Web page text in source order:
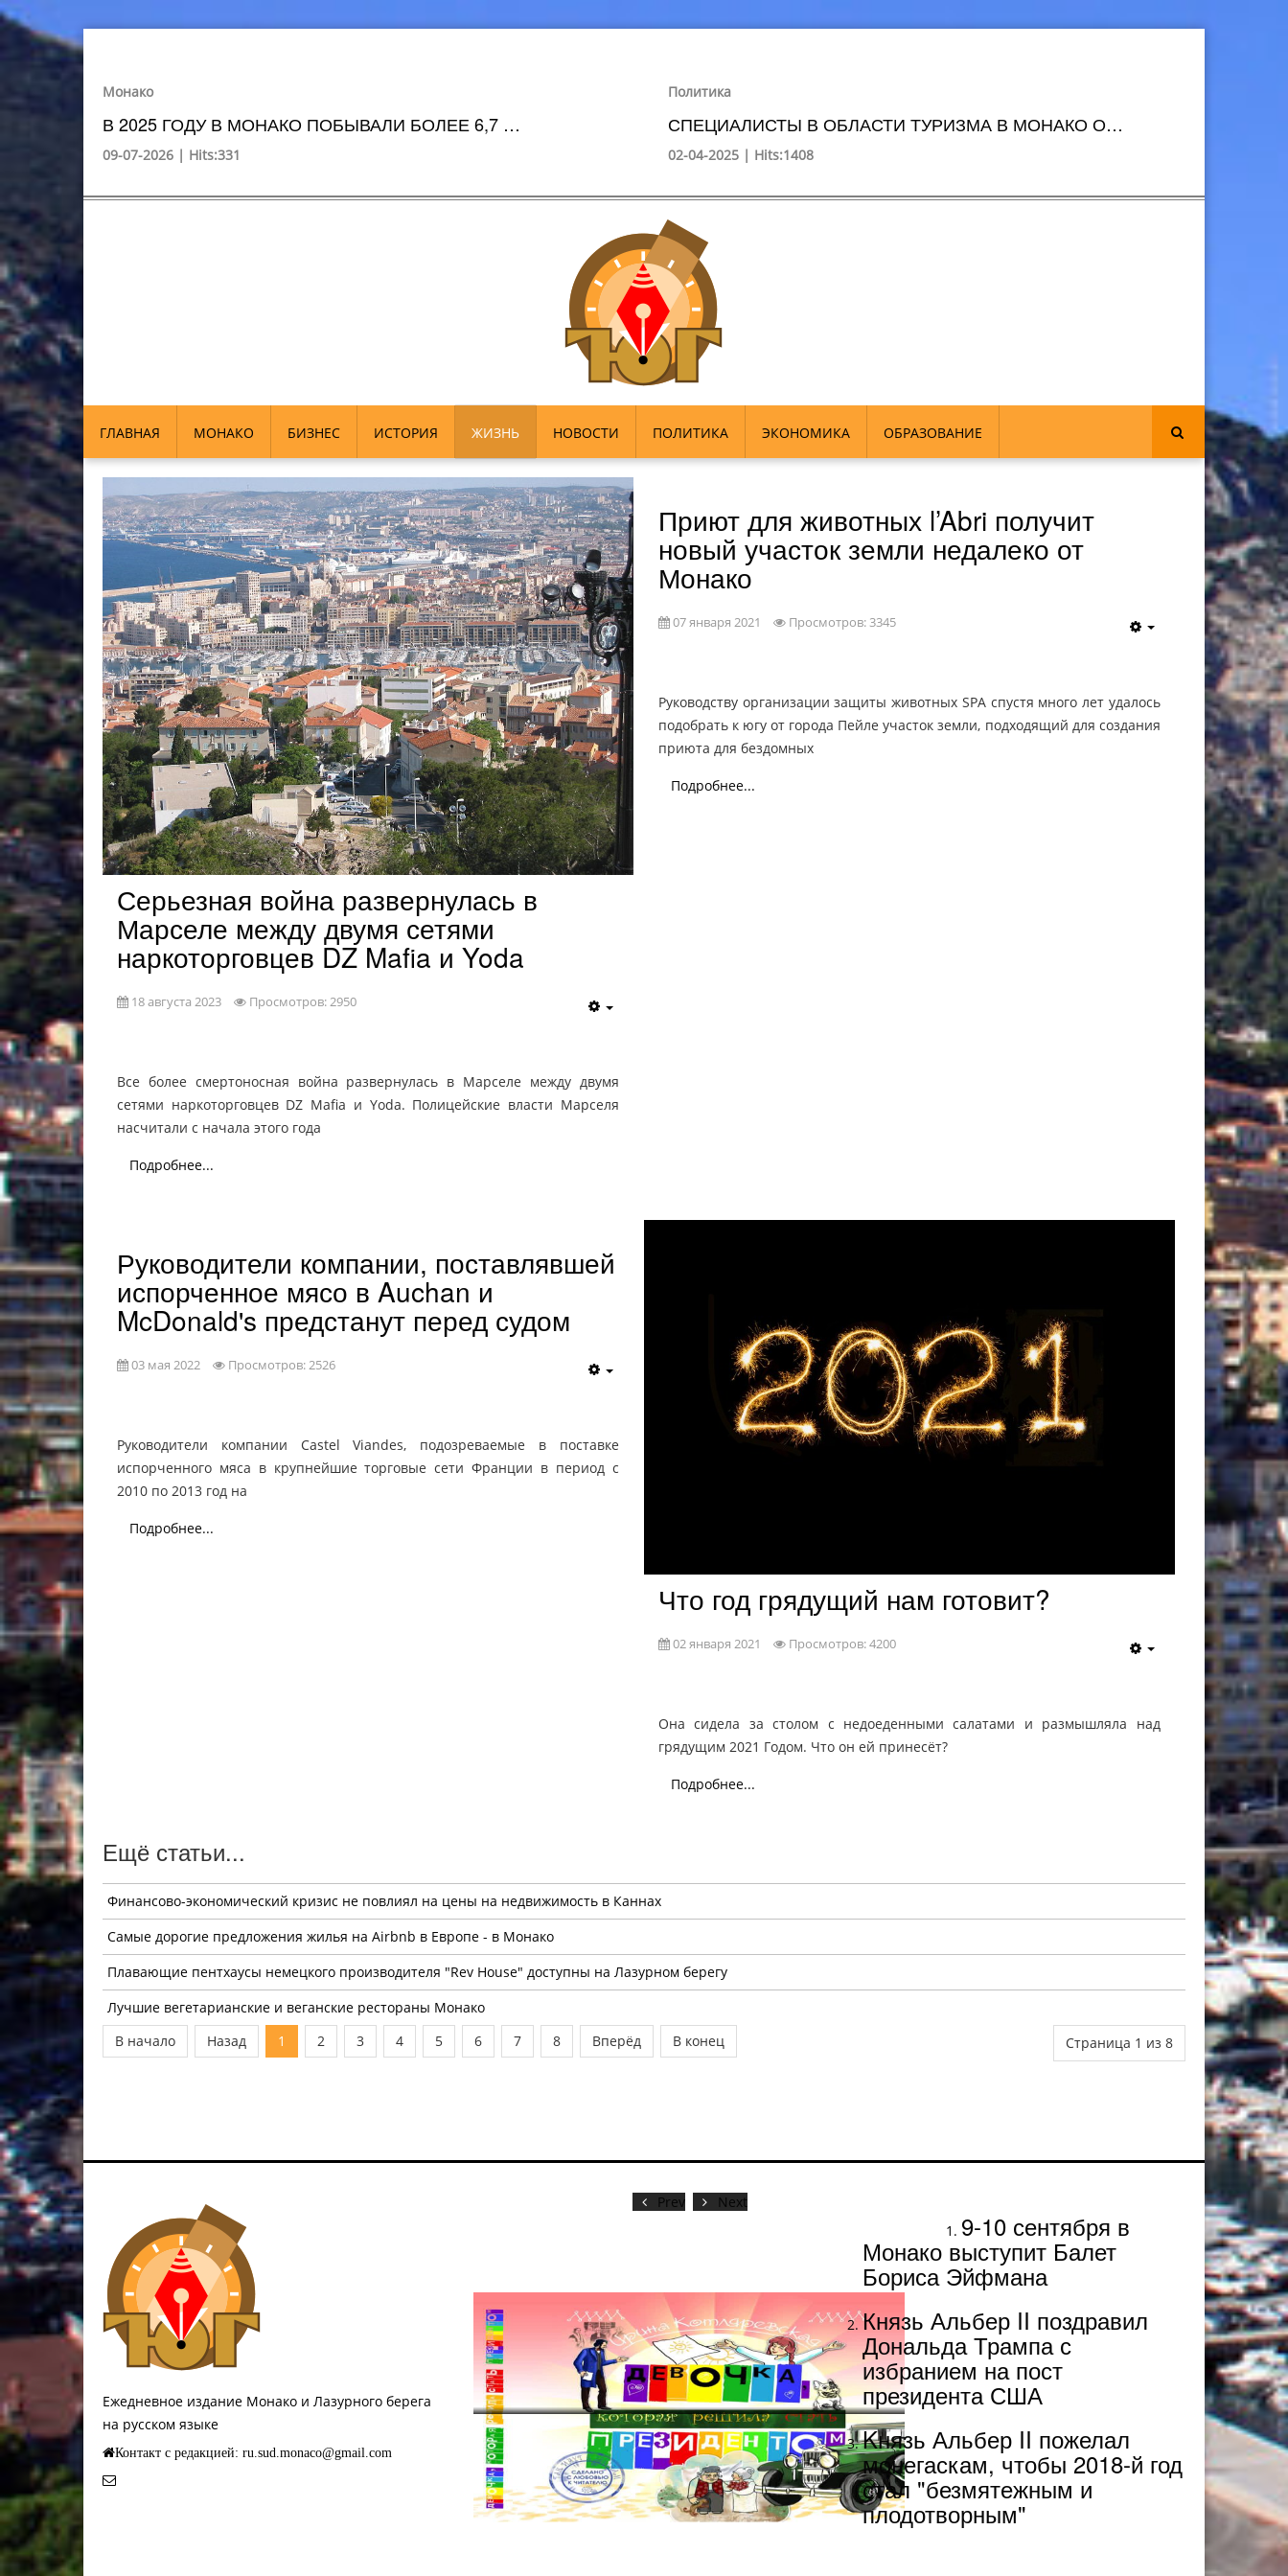
Монако
В 2025 ГОДУ В МОНАКО ПОБЫВАЛИ БОЛЕЕ 6,7 …
09-07-2026 | Hits:331
Политика
СПЕЦИАЛИСТЫ В ОБЛАСТИ ТУРИЗМА В МОНАКО О…
02-04-2025 | Hits:1408
ГЛАВНАЯ МОНАКО БИЗНЕС ИСТОРИЯ ЖИЗНЬ НОВОСТИ ПОЛИТИКА ЭКОНОМИКА ОБРАЗОВАНИЕ
Серьезная война развернулась в
Марселе между двумя сетями
наркоторговцев DZ Mafia и Yoda
18 августа 2023 Просмотров: 2950
Все более смертоносная война развернулась в Марселе между двумя
сетями наркоторговцев DZ Mafia и Yoda. Полицейские власти Марселя
насчитали с начала этого года
Подробнее...
Приют для животных l’Abri получит
новый участок земли недалеко от
Монако
07 января 2021 Просмотров: 3345
Руководству организации защиты животных SPA спустя много лет удалось
подобрать к югу от города Пейле участок земли, подходящий для создания
приюта для бездомных
Подробнее...
Руководители компании, поставлявшей
испорченное мясо в Auchan и
McDonald's предстанут перед судом
03 мая 2022 Просмотров: 2526
Руководители компании Castel Viandes, подозреваемые в поставке
испорченного мяса в крупнейшие торговые сети Франции в период с
2010 по 2013 год на
Подробнее...
Что год грядущий нам готовит?
02 января 2021 Просмотров: 4200
Она сидела за столом с недоеденными салатами и размышляла над
грядущим 2021 Годом. Что он ей принесёт?
Подробнее...
Ещё статьи...
Финансово-экономический кризис не повлиял на цены на недвижимость в Каннах
Самые дорогие предложения жилья на Airbnb в Европе - в Монако
Плавающие пентхаусы немецкого производителя "Rev House" доступны на Лазурном берегу
Лучшие вегетарианские и веганские рестораны Монако
Страница 1 из 8
В начало Назад 1 2 3 4 5 6 7 8 Вперёд В конец
Ежедневное издание Монако и Лазурного берега
на русском языке
Контакт с редакцией: ru.sud.monaco@gmail.com
Prev Next
9-10 сентября в
Монако выступит Балет
Бориса Эйфмана
Князь Альбер II поздравил
Дональда Трампа с
избранием на пост
президента США
Kнязь Альбер II пожелал
монегаскам, чтобы 2018-й год
стал "безмятежным и
плодотворным"